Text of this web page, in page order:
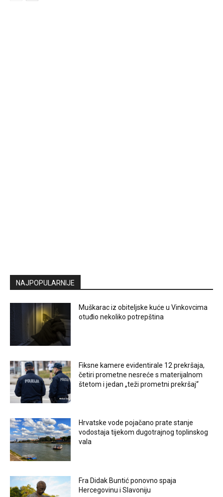
NAJPOPULARNIJE
Muškarac iz obiteljske kuće u Vinkovcima
otuđio nekoliko potrepština
Fiksne kamere evidentirale 12 prekršaja,
četiri prometne nesreće s materijalnom
štetom i jedan „teži prometni prekršaj“
Hrvatske vode pojačano prate stanje
vodostaja tijekom dugotrajnog toplinskog
vala
Fra Didak Buntić ponovno spaja
Hercegovinu i Slavoniju